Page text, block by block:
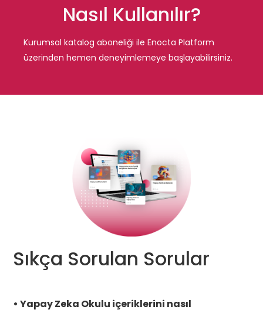
Nasıl Kullanılır?
Kurumsal katalog aboneliği ile Enocta Platform
üzerinden hemen deneyimlemeye başlayabilirsiniz.
Sıkça Sorulan Sorular
• Yapay Zeka Okulu içeriklerini nasıl